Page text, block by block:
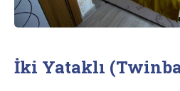
İki Yataklı